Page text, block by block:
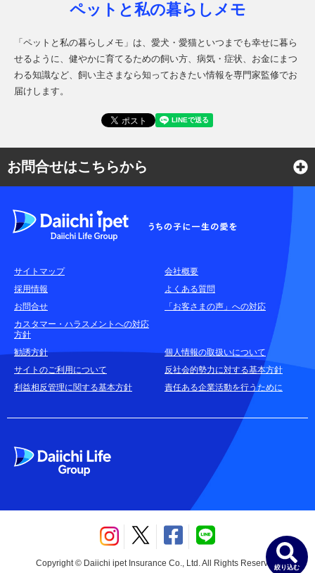
ペットと私の暮らしメモ
「ペットと私の暮らしメモ」は、愛犬・愛猫といつまでも幸せに暮ら
せるように、健やかに育てるための飼い方、病気・症状、お金にまつ
わる知識など、飼い主さまなら知っておきたい情報を専門家監修でお
届けします。
お問合せはこちらから
各種お問合せ窓口
耳や言葉の不自由なお客さまのお問合せ窓口
お申込みをご検討中のお客さま
(商品に関するお問合せ・資料請求)
資料請求はこちら
お電話でのお問合せはこちら 通話無料
サイトマップ
会社概要
採用情報
よくある質問
お問合せ
「お客さまの声」への対応
カスタマー・ハラスメントへの対応
方針
勧誘方針
個人情報の取扱いについて
サイトのご利用について
反社会的勢力に対する基本方針
利益相反管理に関する基本方針
責任ある企業活動を行うために
Copyright © Daiichi ipet Insurance Co., Ltd. All Rights Reserved.